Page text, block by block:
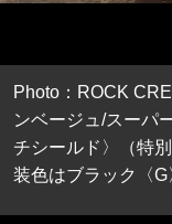
Photo：ROCK
ンベージュ/スーパ
チシールド〉（特
装色はブラック〈G